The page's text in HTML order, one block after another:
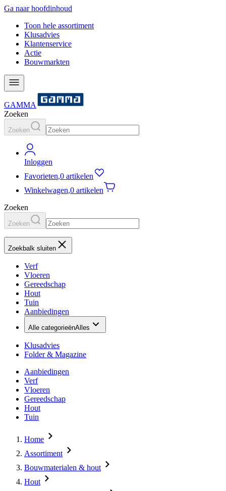
Ga naar hoofdinhoud
Toon hele assortiment
Klusadvies
Klantenservice
Actie
Bouwmarkten
GAMMA
Zoeken
Zoeken
Inloggen
Favorieten,0 artikelen
Winkelwagen,0 artikelen
Zoeken
Zoeken
Zoekbalk sluiten
Verf
Vloeren
Gereedschap
Hout
Tuin
Aanbiedingen
Alle categorieënAlles
Klusadvies
Folder & Magazine
Aanbiedingen
Verf
Vloeren
Gereedschap
Hout
Tuin
Home
Assortiment
Bouwmaterialen & hout
Hout